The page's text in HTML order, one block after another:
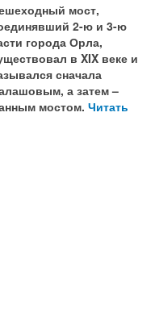
мост,
2-ю и 3-ю
города Орла,
в XIX веке и
сначала
а затем –
мостом. Читать